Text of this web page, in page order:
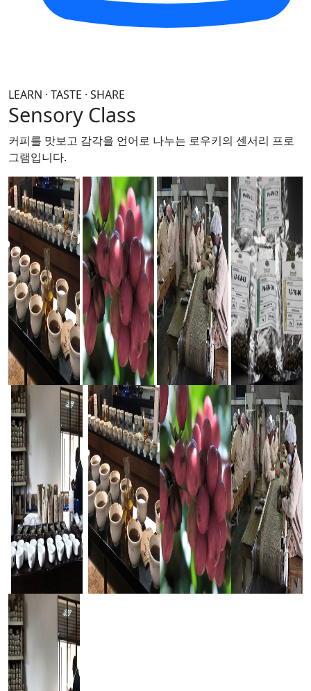
LEARN · TASTE · SHARE
Sensory Class
커피를 맛보고 감각을 언어로 나누는 로우키의 센서리 프로
그램입니다.